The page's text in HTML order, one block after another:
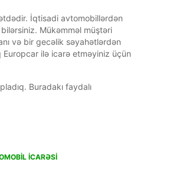
İqtisadi avtomobillərdən
Mükəmməl müştəri
və bir gecəlik səyahətlərdən
Europcar ilə icarə etməyiniz üçün
Buradakı faydalı
ICARƏSI